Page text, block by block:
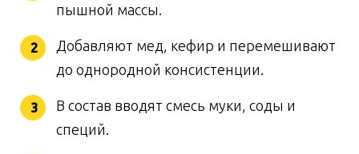
пышной массы.
Добавляют мед, кефир и перемешивают
до однородной консистенции.
В состав вводят смесь муки, соды и
специй.